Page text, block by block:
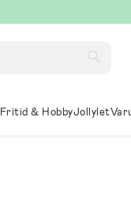
Fritid & HobbyJollylet